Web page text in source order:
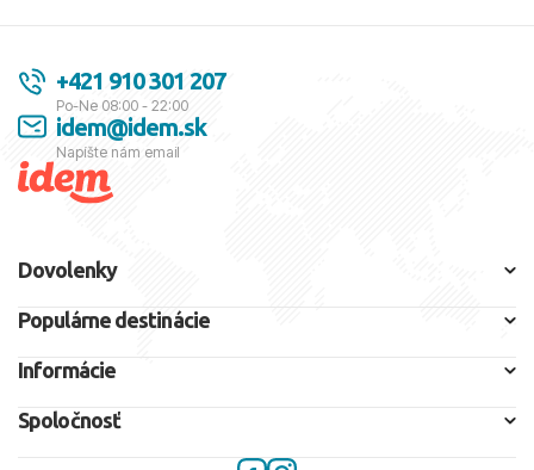
+421 910 301 207
Po-Ne 08:00 - 22:00
idem@idem.sk
Napíšte nám email
Dovolenky
Populárne destinácie
Informácie
Spoločnosť